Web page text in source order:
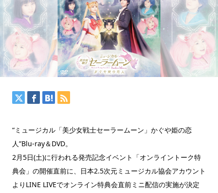
“ミュージカル「美少女戦士セーラームーン」かぐや姫の恋
人”Blu-ray＆DVD。
2月5日(土)に行われる発売記念イベント「オンライントーク特
典会」の開催直前に、日本2.5次元ミュージカル協会アカウント
よりLINE LIVEでオンライン特典会直前ミニ配信の実施が決定